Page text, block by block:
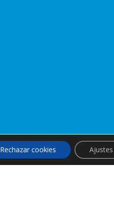
Rechazar cookies Ajustes